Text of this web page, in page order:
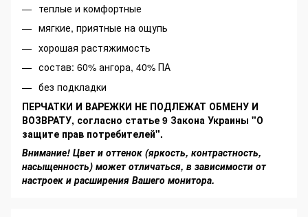
теплые и комфортные
мягкие, приятные на ощупь
хорошая растяжимость
состав: 60% ангора, 40% ПА
без подкладки
ПЕРЧАТКИ И ВАРЕЖКИ НЕ ПОДЛЕЖАТ ОБМЕНУ И
ВОЗВРАТУ, согласно статье 9 Закона Украины "О
защите прав потребителей".
Внимание! Цвет и оттенок (яркость, контрастность,
насыщенность) может отличаться, в зависимости от
настроек и расширения Вашего монитора.